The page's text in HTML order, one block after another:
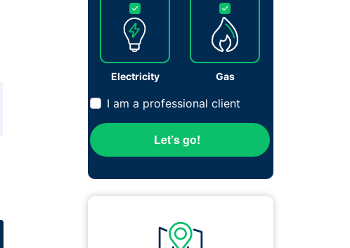
Electricity Gas
I am a professional client
Let’s go!